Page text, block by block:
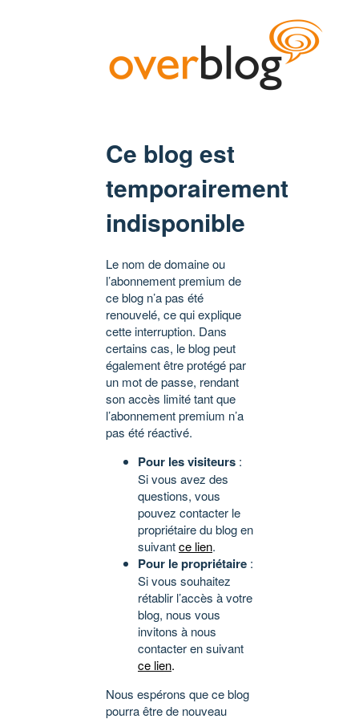
Ce blog est
temporairement
indisponible
Le nom de domaine ou
l’abonnement premium de
ce blog n’a pas été
renouvelé, ce qui explique
cette interruption. Dans
certains cas, le blog peut
également être protégé par
un mot de passe, rendant
son accès limité tant que
l’abonnement premium n’a
pas été réactivé.
Pour les visiteurs :
Si vous avez des
questions, vous
pouvez contacter le
propriétaire du blog en
suivantce lien.
Pour le propriétaire :
Si vous souhaitez
rétablir l’accès à votre
blog, nous vous
invitons à nous
contacter en suivant
ce lien.
Nous espérons que ce blog
pourra être de nouveau